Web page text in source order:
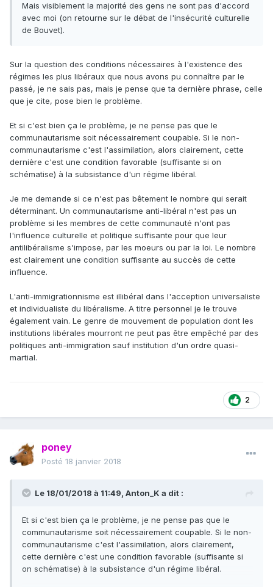
Mais visiblement la majorité des gens ne sont pas d'accord
avec moi (on retourne sur le débat de l'insécurité culturelle
de Bouvet).
Sur la question des conditions nécessaires à l'existence des
régimes les plus libéraux que nous avons pu connaître par le
passé, je ne sais pas, mais je pense que ta dernière phrase, celle
que je cite, pose bien le problème.
Et si c'est bien ça le problème, je ne pense pas que le
communautarisme soit nécessairement coupable. Si le non-
communautarisme c'est l'assimilation, alors clairement, cette
dernière c'est une condition favorable (suffisante si on
schématise) à la subsistance d'un régime libéral.
Je me demande si ce n'est pas bêtement le nombre qui serait
déterminant. Un communautarisme anti-libéral n'est pas un
problème si les membres de cette communauté n'ont pas
l'influence culturelle et politique suffisante pour que leur
antilibéralisme s'impose, par les moeurs ou par la loi. Le nombre
est clairement une condition suffisante au succès de cette
influence.
L'anti-immigrationnisme est illibéral dans l'acception universaliste
et individualiste du libéralisme. A titre personnel je le trouve
également vain. Le genre de mouvement de population dont les
institutions libérales mourront ne peut pas être empêché par des
politiques anti-immigration sauf institution d'un ordre quasi-
martial.
2
poney
Posté 18 janvier 2018
Le 18/01/2018 à 11:49, Anton_K a dit :
Et si c'est bien ça le problème, je ne pense pas que le
communautarisme soit nécessairement coupable. Si le non-
communautarisme c'est l'assimilation, alors clairement,
cette dernière c'est une condition favorable (suffisante si
on schématise) à la subsistance d'un régime libéral.